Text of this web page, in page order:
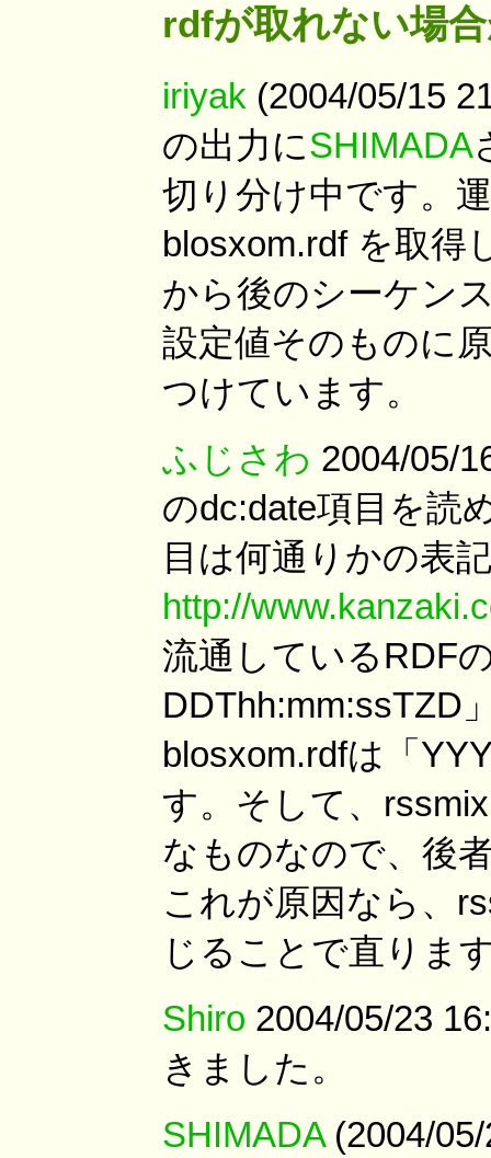
rdfが取れない場
iriyak (2004/05/15
の出力にSHIMADA
切り分け中です。
blosxom.rdf を取得
から後のシーケン
設定値そのものに
つけています。
ふじさわ 2004/05/
のdc:date項目を読
目は何通りかの表
http://
流通しているRDF
DDThh:mm:ssTZD
blosxom.rdfは「
す。そして、
なものなので、後
これが原因なら、
じることで直りま
Shiro 2004/05/23
きました。
SHIMADA(2004/05/